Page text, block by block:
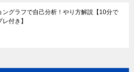
ングラフで自己分析！やり方解説【10分で
付き】